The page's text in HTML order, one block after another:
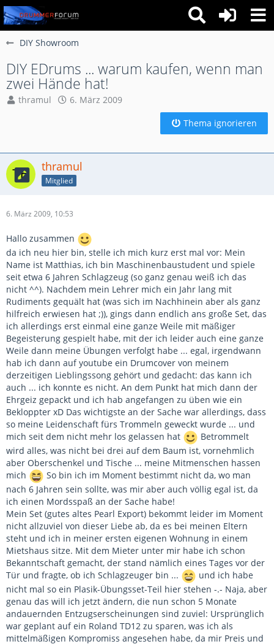
DIY Showroom
DIY EDrums ... warum kaufen, wenn man
zwei Hände hat!
thramul
6. März 2009
Thema ignorieren
thramul
Mitglied
6. März 2009, 10:53
Hallo zusammen
da ich neu hier bin, stelle ich mich kurz erst mal vor: Mein
Name ist Matthias, ich bin Maschinenbaustudent und spiele
seit etwa 6 Jahren Schlagzeug (so ganz genau weiß ich das
nicht ^^). Nachdem mein Lehrer mich ein Jahr lang mit
Rudiments gequält hat (was sich im Nachhinein aber als ganz
hilfreich erwiesen hat ;)), gings dann endlich ans große Set, das
ich allerdings erst einmal eine ganze Weile mit mäßiger
Begeisterung gespielt habe, mit der ich leider auch eine ganze
Weile dann meine Übungen verfolgt habe ... egal, irgendwann
hab ich dann auf youtube ein Drumcover von meinem
derzeitigen Lieblingssong gehört und gedacht: das kann ich
auch ... ich konnte es nicht. An dem Punkt hat mich dann der
Ehrgeiz gepackt und ich hab angefangen zu üben wie ein
Bekloppter xD Das wichtigste an der Sache war allerdings, dass
so meine Leidenschaft fürs Trommeln geweckt wurde ... und
mich seit dem nicht mehr los gelassen hat
Betrommelt
wird alles, was nicht bei drei auf dem Baum ist, vornehmlich
aber Oberschenkel und Tische ... meine Mitmenschen hassen
mich
So bin ich im Moment bestimmt nicht da, wo man
nach 6 Jahren sein sollte, was mir aber auch völlig egal ist, da
ich einen Mordsspaß an der Sache habe!
Mein Set (gutes altes Pearl Export) bekommt leider im Moment
nicht allzuviel von dieser Liebe ab, da es bei meinen Eltern
steht und ich in meiner ersten eigenen Wohnung in einem
Mietshaus sitze. Mit dem Mieter unter mir habe ich schon
Bekanntschaft gemacht, der stand nämlich eines Tages vor der
Tür und fragte, ob ich Schlagzeuger bin ...
und ich habe
nicht mal so ein Plasik-Übungsset-Teil hier stehen -.- Naja, aber
genau das will ich jetzt ändern, die nun schon 5 Monate
andauernden Entzugserscheinungen sind zuviel: Ursprünglich
war geplant auf ein Roland TD12 zu sparen, was ich als
mittelmäßigen Kompromiss angesehen habe, da mir Preis und